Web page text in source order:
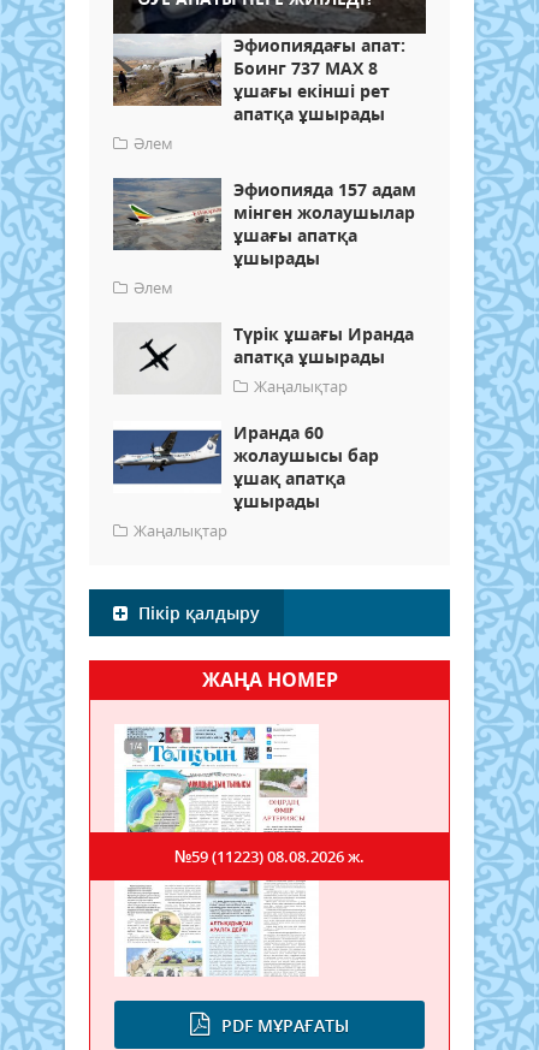
Эфиопиядағы апат:
Боинг 737 MAX 8
ұшағы екінші рет
апатқа ұшырады
Әлем
Эфиопияда 157 адам
мінген жолаушылар
ұшағы апатқа
ұшырады
Әлем
Түрік ұшағы Иранда
апатқа ұшырады
Жаңалықтар
Иранда 60
жолаушысы бар
ұшақ апатқа
ұшырады
Жаңалықтар
Пікір қалдыру
ЖАҢА НОМЕР
PDF МҰРАҒАТЫ
№59 (11223)08.08.2026 ж.